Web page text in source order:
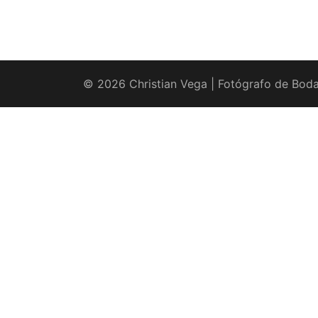
© 2026 Christian Vega | Fotógrafo de